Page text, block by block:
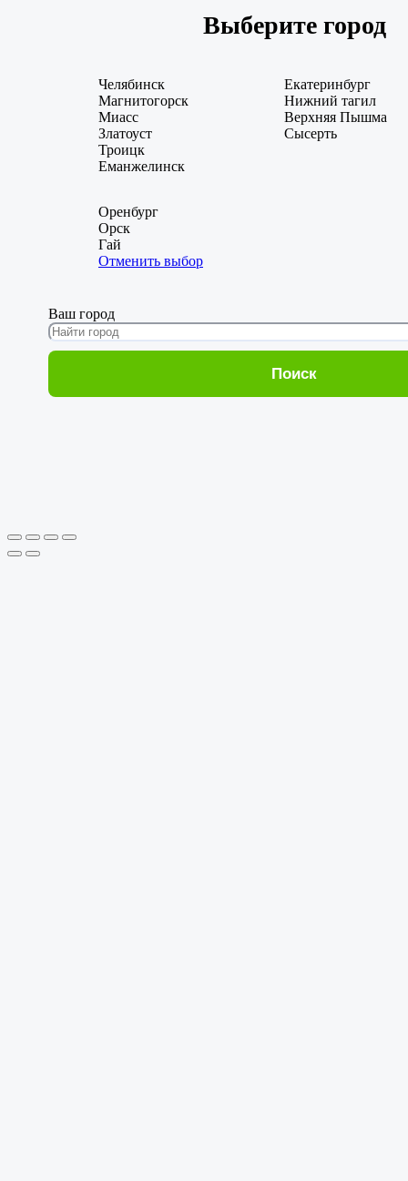
Выберите город
Челябинск
Магнитогорск
Миасс
Златоуст
Троицк
Еманжелинск
Екатеринбург
Нижний тагил
Верхняя Пышма
Сысерть
Оренбург
Орск
Гай
Отменить выбор
Ваш город
Поиск